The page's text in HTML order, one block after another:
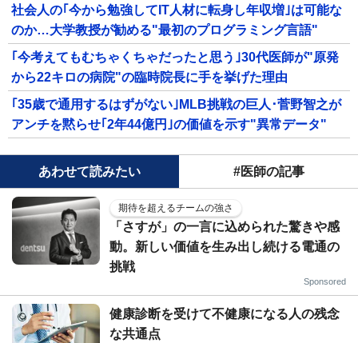
社会人の｢今から勉強してIT人材に転身し年収増｣は可能な
のか…大学教授が勧める"最初のプログラミング言語"
｢今考えてもむちゃくちゃだったと思う｣30代医師が"原発
から22キロの病院"の臨時院長に手を挙げた理由
｢35歳で通用するはずがない｣MLB挑戦の巨人･菅野智之が
アンチを黙らせ｢2年44億円｣の価値を示す"異常データ"
あわせて読みたい #医師の記事
期待を超えるチームの強さ
「さすが」の一言に込められた驚きや感
動。新しい価値を生み出し続ける電通の
挑戦
Sponsored
健康診断を受けて不健康になる人の残念
な共通点